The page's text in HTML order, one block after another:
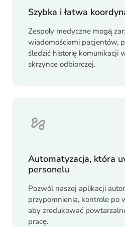
Szybka i łatwa
Zespoły medyczne mogą
wiadomościami pacjentów,
śledzić historię komunikacji
skrzynce odbiorczej.
Automatyzacja, która
personelu
Pozwól naszej aplikacji
przypomnienia, kontrole po
aby zredukować
pracę.